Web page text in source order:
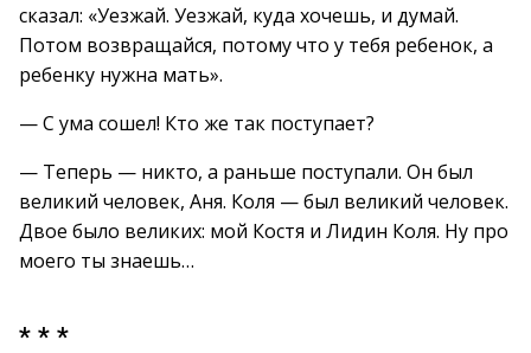
сказал: «Уезжай. Уезжай, куда хочешь, и думай.
Потом возвращайся, потому что у тебя ребенок, а
ребенку нужна мать».
— С ума сошел! Кто же так поступает?
— Теперь — никто, а раньше поступали. Он был
великий человек, Аня. Коля — был великий человек.
Двое было великих: мой Костя и Лидин Коля. Ну про
моего ты знаешь…
* * *